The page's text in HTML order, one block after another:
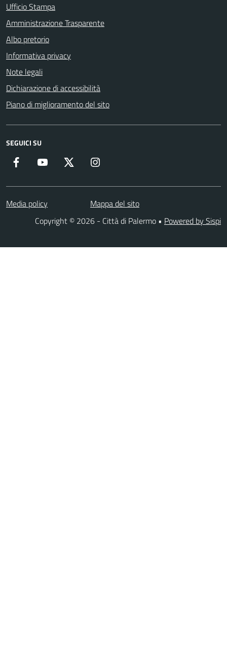
Ufficio Stampa
Amministrazione Trasparente
Albo pretorio
Informativa privacy
Note legali
Dichiarazione di accessibilità
Piano di miglioramento del sito
SEGUICI SU
Facebook YouTube Twitter
Media policy
Mappa del sito
Copyright © 2026 - Città di Palermo • Powered by Sispi